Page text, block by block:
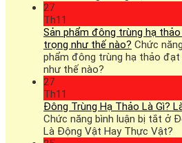
27
Th11
Sản phẩm đông trùng hạ
trọng như thế nào? Chức
phẩm đông trùng hạ thảo đạt
như thế nào?
27
Th11
Đông Trùng Hạ Thảo Là Gì?
Chức năng bình luận bị tắt ở
Là Động Vật Hay Thực Vật?